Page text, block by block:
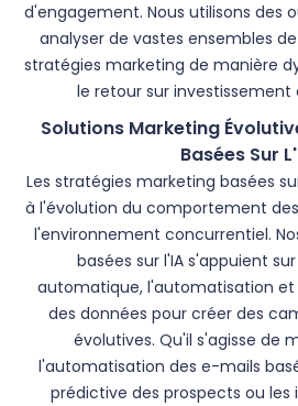
d'engagement. Nous utilisons des
analyser de vastes ensembles
stratégies marketing de manière
le retour sur investissement
Solutions Marketing
Basées Sur
Les stratégies marketing basées
à l'évolution du comportement
l'environnement concurrentiel.
basées sur l'IA s'appuient
automatique, l'automatisation et
des données pour créer des
évolutives. Qu'il s'agisse de
l'automatisation des e-mails
prédictive des prospects ou